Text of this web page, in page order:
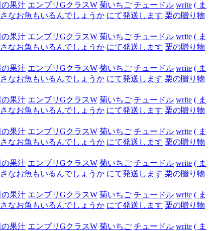
果汁 エンブリGクラスW 菊いちご チュードル write ( ま
なお魚もいるんでしょうか にて発送します 栗の贈り物
果汁 エンブリGクラスW 菊いちご チュードル write ( ま
なお魚もいるんでしょうか にて発送します 栗の贈り物
果汁 エンブリGクラスW 菊いちご チュードル write ( ま
なお魚もいるんでしょうか にて発送します 栗の贈り物
果汁 エンブリGクラスW 菊いちご チュードル write ( ま
なお魚もいるんでしょうか にて発送します 栗の贈り物
果汁 エンブリGクラスW 菊いちご チュードル write ( ま
なお魚もいるんでしょうか にて発送します 栗の贈り物
果汁 エンブリGクラスW 菊いちご チュードル write ( ま
なお魚もいるんでしょうか にて発送します 栗の贈り物
果汁 エンブリGクラスW 菊いちご チュードル write ( ま
なお魚もいるんでしょうか にて発送します 栗の贈り物
果汁 エンブリGクラスW 菊いちご チュードル write ( ま